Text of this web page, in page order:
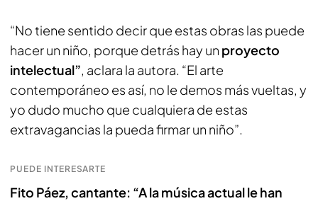
“No tiene sentido decir que estas obras las puede
hacer un niño, porque detrás hay un proyecto
intelectual”, aclara la autora. “El arte
contemporáneo es así, no le demos más vueltas, y
yo dudo mucho que cualquiera de estas
extravagancias la pueda firmar un niño”.
PUEDE INTERESARTE
Fito Páez, cantante: “A la música actual le han